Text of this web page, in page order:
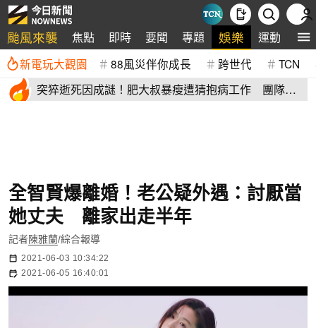
颱風來襲 焦點 即時 要聞 專題 娛樂 運動 全
新電玩大觀園 88風災伴你成長 跨世代 TCN
突猝逝死因成謎！肥大叔暴瘦遭猜抱病工作 團隊宣
全智賢爆離婚！老公疑外遇：討厭當
她丈夫 離家出走半年
記者陳雅蘭/綜合報導
2021-06-03 10:34:22
2021-06-05 16:40:01